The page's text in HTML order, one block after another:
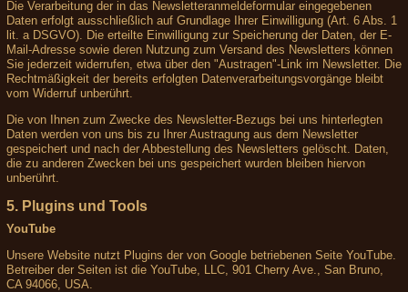
Die Verarbeitung der in das Newsletteranmeldeformular eingegebenen
Daten erfolgt ausschließlich auf Grundlage Ihrer Einwilligung (Art. 6 Abs. 1
lit. a DSGVO). Die erteilte Einwilligung zur Speicherung der Daten, der E-
Mail-Adresse sowie deren Nutzung zum Versand des Newsletters können
Sie jederzeit widerrufen, etwa über den "Austragen"-Link im Newsletter. Die
Rechtmäßigkeit der bereits erfolgten Datenverarbeitungsvorgänge bleibt
vom Widerruf unberührt.
Die von Ihnen zum Zwecke des Newsletter-Bezugs bei uns hinterlegten
Daten werden von uns bis zu Ihrer Austragung aus dem Newsletter
gespeichert und nach der Abbestellung des Newsletters gelöscht. Daten,
die zu anderen Zwecken bei uns gespeichert wurden bleiben hiervon
unberührt.
5. Plugins und Tools
YouTube
Unsere Website nutzt Plugins der von Google betriebenen Seite YouTube.
Betreiber der Seiten ist die YouTube, LLC, 901 Cherry Ave., San Bruno,
CA 94066, USA.